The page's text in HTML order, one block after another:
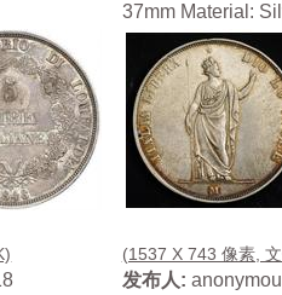
37mm Material:
(1537 X 743 像素,
发布人: